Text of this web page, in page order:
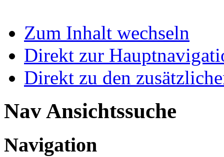
Zum Inhalt wechseln
Direkt zur
Direkt zu den
Nav Ansichtssuche
Navigation